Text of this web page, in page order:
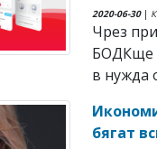
2020-06-30|
Чрез
БОДКще
в нужда
бягат